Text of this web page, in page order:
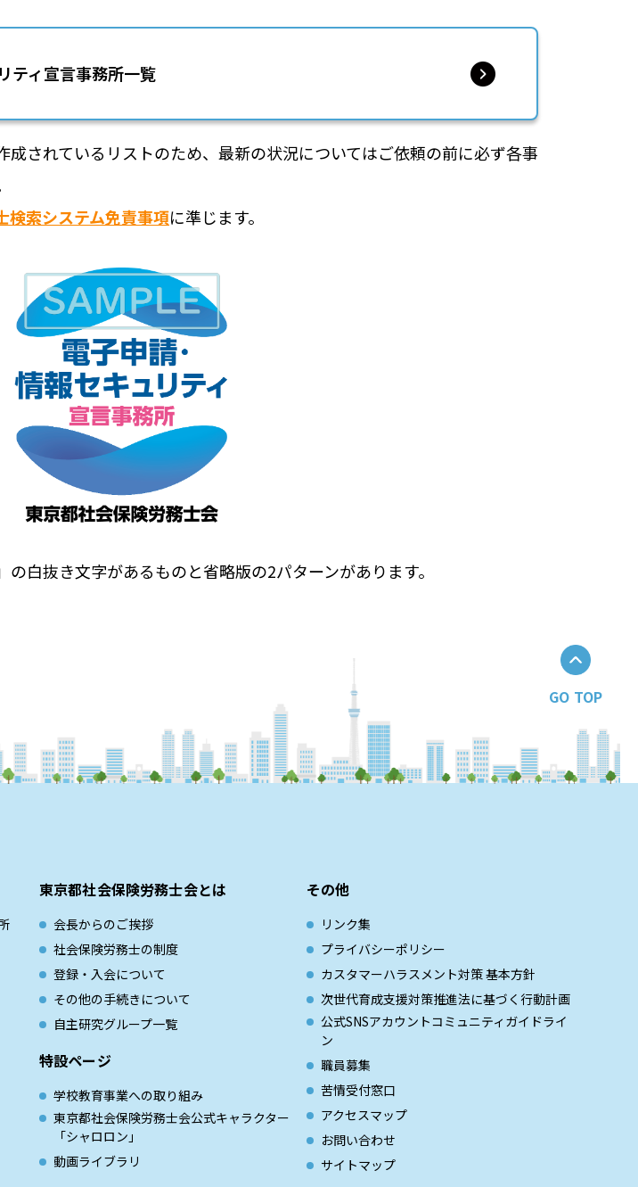
ティ宣言事務所一覧
されているリストのため、最新の状況についてはご依頼の前に必ず各事
検索システム免責事項に準じます。
白抜き文字があるものと省略版の2パターンがあります。
GO TOP
東京都社会保険労務士会とは
会長からのご挨拶
社会保険労務士の制度
登録・入会について
その他の手続きについて
自主研究グループ一覧
特設ページ
学校教育事業への取り組み
東京都社会保険労務士会公式キャラクター
「シャロロン」
動画ライブラリ
その他
リンク集
プライバシーポリシー
カスタマーハラスメント対策 基本方針
次世代育成⽀援対策推進法に基づく⾏動計画
公式SNSアカウントコミュニティガイドライ
ン
職員募集
苦情受付窓口
アクセスマップ
お問い合わせ
サイトマップ